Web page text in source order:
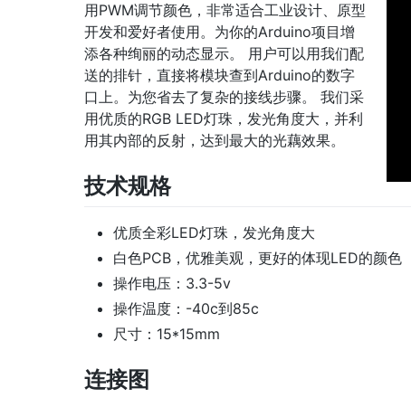
用PWM调节颜色，非常适合工业设计、原型
开发和爱好者使用。为你的Arduino项目增
添各种绚丽的动态显示。 用户可以用我们配
送的排针，直接将模块查到Arduino的数字
口上。为您省去了复杂的接线步骤。 我们采
用优质的RGB LED灯珠，发光角度大，并利
用其内部的反射，达到最大的光藕效果。
技术规格
优质全彩LED灯珠，发光角度大
白色PCB，优雅美观，更好的体现LED的颜色
操作电压：3.3-5v
操作温度：-40c到85c
尺寸：15*15mm
连接图